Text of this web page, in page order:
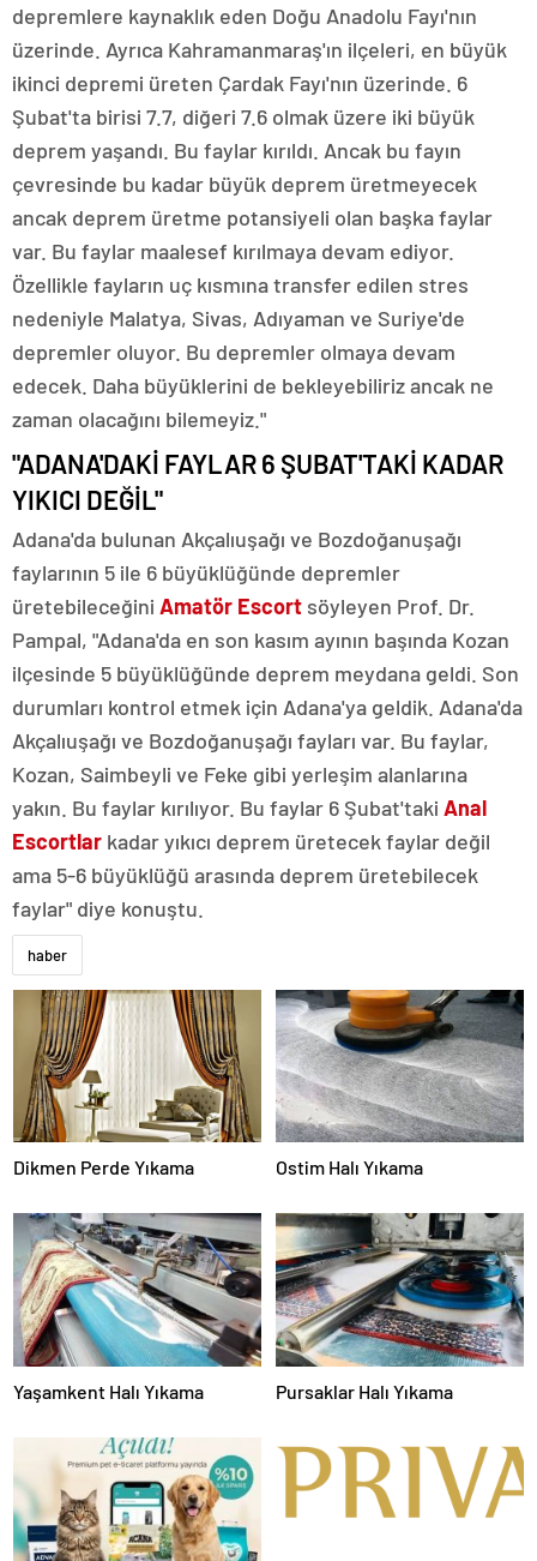
depremlere kaynaklık eden Doğu Anadolu Fayı'nın
üzerinde. Ayrıca Kahramanmaraş'ın ilçeleri, en büyük
ikinci depremi üreten Çardak Fayı'nın üzerinde. 6
Şubat'ta birisi 7.7, diğeri 7.6 olmak üzere iki büyük
deprem yaşandı. Bu faylar kırıldı. Ancak bu fayın
çevresinde bu kadar büyük deprem üretmeyecek
ancak deprem üretme potansiyeli olan başka faylar
var. Bu faylar maalesef kırılmaya devam ediyor.
Özellikle fayların uç kısmına transfer edilen stres
nedeniyle Malatya, Sivas, Adıyaman ve Suriye'de
depremler oluyor. Bu depremler olmaya devam
edecek. Daha büyüklerini de bekleyebiliriz ancak ne
zaman olacağını bilemeyiz."
"ADANA'DAKİ FAYLAR 6 ŞUBAT'TAKİ KADAR
YIKICI DEĞİL"
Adana'da bulunan Akçalıuşağı ve Bozdoğanuşağı
faylarının 5 ile 6 büyüklüğünde depremler
üretebileceğini Amatör Escort söyleyen Prof. Dr.
Pampal, "Adana'da en son kasım ayının başında Kozan
ilçesinde 5 büyüklüğünde deprem meydana geldi. Son
durumları kontrol etmek için Adana'ya geldik. Adana'da
Akçalıuşağı ve Bozdoğanuşağı fayları var. Bu faylar,
Kozan, Saimbeyli ve Feke gibi yerleşim alanlarına
yakın. Bu faylar kırılıyor. Bu faylar 6 Şubat'taki Anal
Escortlar kadar yıkıcı deprem üretecek faylar değil
ama 5-6 büyüklüğü arasında deprem üretebilecek
faylar" diye konuştu.
haber
Dikmen Perde Yıkama Ostim Halı Yıkama
Yaşamkent Halı Yıkama Pursaklar Halı Yıkama